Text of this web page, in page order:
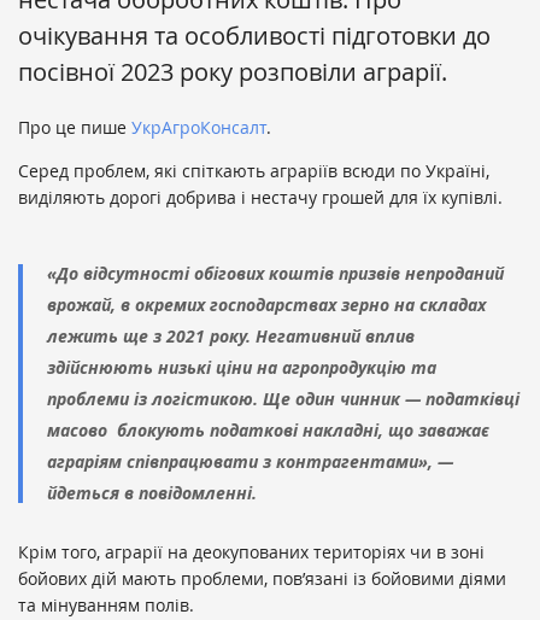
очікування та особливості підготовки до
посівної 2023 року розповіли аграрії.
Про це пише УкрАгроКонсалт.
Серед проблем, які спіткають аграріїв всюди по Україні,
виділяють дорогі добрива і нестачу грошей для їх купівлі.
«До відсутності обігових коштів призвів непроданий
врожай, в окремих господарствах зерно на складах
лежить ще з 2021 року. Негативний вплив
здійснюють низькі ціни на агропродукцію та
проблеми із логістикою. Ще один чинник — податківці
масово блокують податкові накладні, що заважає
аграріям співпрацювати з контрагентами», —
йдеться в повідомленні.
Крім того, аграрії на деокупованих територіях чи в зоні
бойових дій мають проблеми, пов’язані із бойовими діями
та мінуванням полів.